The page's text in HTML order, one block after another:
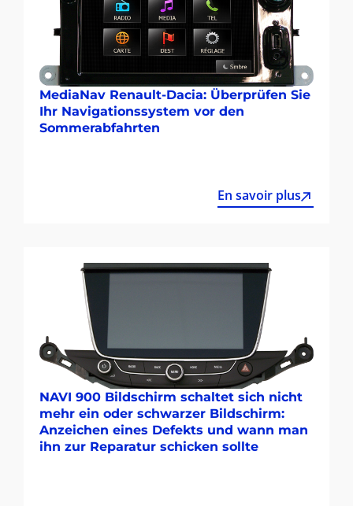
MediaNav Renault-Dacia: Überprüfen Sie
Ihr Navigationssystem vor den
Sommerabfahrten
En savoir plus
NAVI 900 Bildschirm schaltet sich nicht
mehr ein oder schwarzer Bildschirm:
Anzeichen eines Defekts und wann man
ihn zur Reparatur schicken sollte